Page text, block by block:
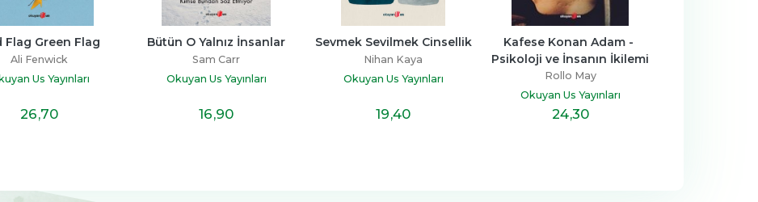
Flag Green Flag
Ali Fenwick
Us Yayınları
26,70
Bütün O Yalnız İnsanlar
Sam Carr
Okuyan Us Yayınları
16,90
Sevmek Sevilmek Cinsellik
Nihan Kaya
Okuyan Us Yayınları
19,40
Kafese Konan Adam -
Psikoloji ve İnsanın İkilemi
Rollo May
Okuyan Us Yayınları
24,30